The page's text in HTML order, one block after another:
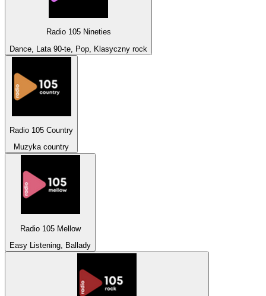
Radio 105 Nineties
Dance, Lata 90-te, Pop, Klasyczny rock
Radio 105 Country
Muzyka country
Radio 105 Mellow
Easy Listening, Ballady